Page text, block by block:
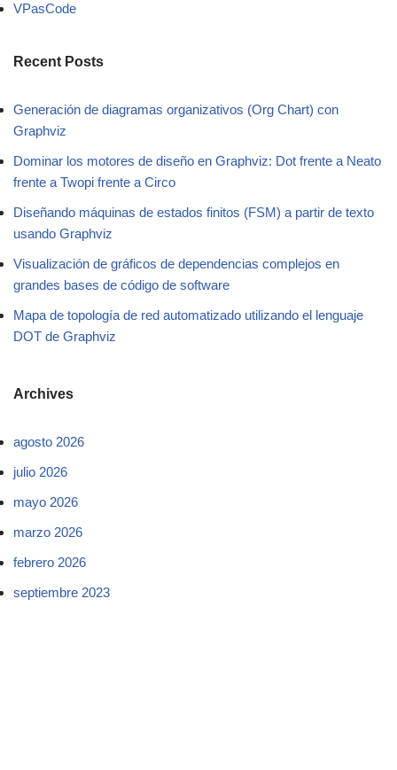
VPasCode
Recent Posts
Generación de diagramas organizativos (Org Chart) con
Graphviz
Dominar los motores de diseño en Graphviz: Dot frente a Neato
frente a Twopi frente a Circo
Diseñando máquinas de estados finitos (FSM) a partir de texto
usando Graphviz
Visualización de gráficos de dependencias complejos en
grandes bases de código de software
Mapa de topología de red automatizado utilizando el lenguaje
DOT de Graphviz
Archives
agosto 2026
julio 2026
mayo 2026
marzo 2026
febrero 2026
septiembre 2023